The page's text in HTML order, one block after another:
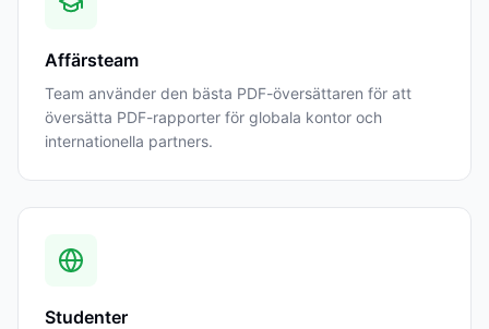
Affärsteam
Team använder den bästa PDF-översättaren för att
översätta PDF-rapporter för globala kontor och
internationella partners.
Studenter